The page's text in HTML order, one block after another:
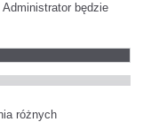
będzie
różnych